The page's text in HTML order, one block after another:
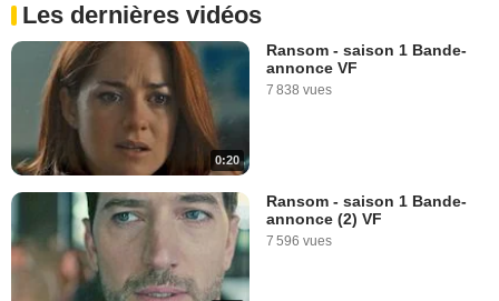
Les dernières vidéos
0:20
Ransom - saison 1 Bande-
annonce VF
7 838 vues
Ransom - saison 1 Bande-
annonce (2) VF
7 596 vues